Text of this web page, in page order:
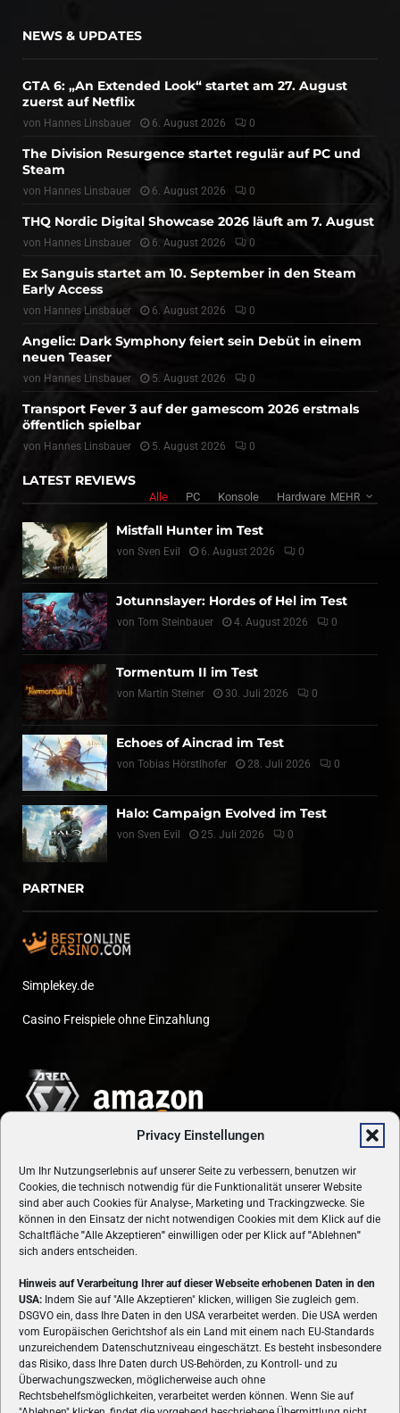
Privacy Einstellungen
Um Ihr Nutzungserlebnis auf unserer Seite zu verbessern, benutzen wir
Cookies, die technisch notwendig für die Funktionalität unserer Website
sind aber auch Cookies für Analyse-, Marketing und Trackingzwecke. Sie
können in den Einsatz der nicht notwendigen Cookies mit dem Klick auf die
Schaltfläche "Alle Akzeptieren" einwilligen oder per Klick auf"Ablehnen"
sich anders entscheiden.
Hinweis auf Verarbeitung Ihrer auf dieser Webseite erhobenen Daten in den
USA: Indem Sie auf "Alle Akzeptieren" klicken, willigen Sie zugleich gem.
DSGVO ein, dass Ihre Daten in den USA verarbeitet werden. Die USA werden
vom Europäischen Gerichtshof als ein Land mit einem nach EU-Standards
unzureichendem Datenschutzniveau eingeschätzt. Es besteht insbesondere
das Risiko, dass Ihre Daten durch US-Behörden, zu Kontroll- und zu
Überwachungszwecken, möglicherweise auch ohne
Rechtsbehelfsmöglichkeiten, verarbeitet werden können. Wenn Sie auf
NEWS & UPDATES
GTA 6: „An Extended Look“ startet am 27. August
zuerst auf Netflix
von Hannes Linsbauer 6. August 2026 0
The Division Resurgence startet regulär auf PC und
Steam
von Hannes Linsbauer 6. August 2026 0
THQ Nordic Digital Showcase 2026 läuft am 7. August
von Hannes Linsbauer 6. August 2026 0
Ex Sanguis startet am 10. September in den Steam
Early Access
von Hannes Linsbauer 6. August 2026 0
Angelic: Dark Symphony feiert sein Debüt in einem
neuen Teaser
von Hannes Linsbauer 5. August 2026 0
Transport Fever 3 auf der gamescom 2026 erstmals
öffentlich spielbar
von Hannes Linsbauer 5. August 2026 0
LATEST REVIEWS
Alle PC Konsole Hardware MEHR
Mistfall Hunter im Test
von Sven Evil 6. August 2026 0
Jotunnslayer: Hordes of Hel im Test
von Tom Steinbauer 4. August 2026 0
Tormentum II im Test
von Martin Steiner 30. Juli 2026 0
Echoes of Aincrad im Test
von Tobias Hörstlhofer 28. Juli 2026 0
Halo: Campaign Evolved im Test
von Sven Evil 25. Juli 2026 0
PARTNER
Simplekey.de
Casino Freispiele ohne Einzahlung
ÜBER UNS
VON GAMERN, FÜR GAMER! Gamers.at ist das älteste Online-
Spielemagazin Österreichs und bringt täglich aktuelle News,
Reviews und Videos zu PC- und Konsolenspielen, Gaming-
Hardware und aus der Welt des e-Sport's.